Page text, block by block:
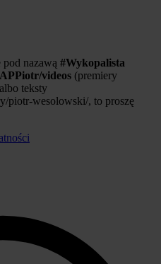
nazawą #Wykopalista
videos (premiery
teksty
piotr-wesolowski/, to proszę